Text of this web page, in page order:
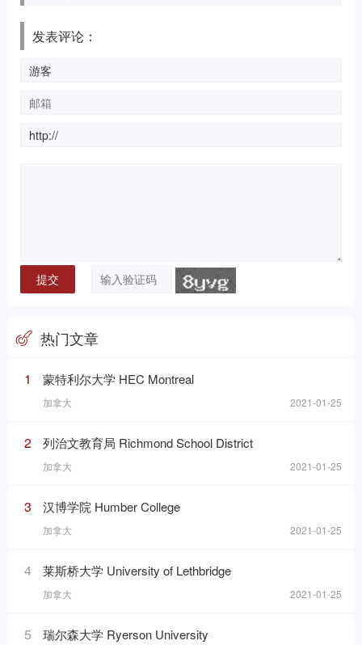
发表评论：
热门文章
1 蒙特利尔大学 HEC Montreal
加拿大 2021-01-25
2 列治文教育局 Richmond School District
加拿大 2021-01-25
3 汉博学院 Humber College
加拿大 2021-01-25
4 莱斯桥大学 University of Lethbridge
加拿大 2021-01-25
5 瑞尔森大学 Ryerson University